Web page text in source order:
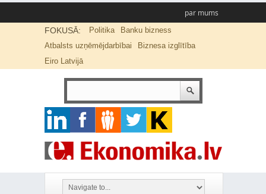
par mums
FOKUSĀ: Politika
Banku bizness
Atbalsts uzņēmējdarbībai
Biznesa izglītība
Eiro Latvijā